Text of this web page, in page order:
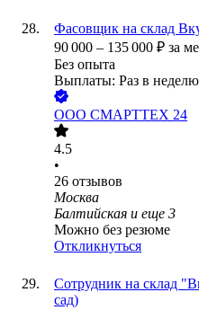
Фасовщик на склад
90 000 – 135 000 ₽ за
Без опыта
Выплаты: Раз в неделю
ООО СМАРТТЕХ 24
4.5
•
26 отзывов
Москва
Балтийская и еще 3
Можно без резюме
Откликнуться
Сотрудник на склад
сад)